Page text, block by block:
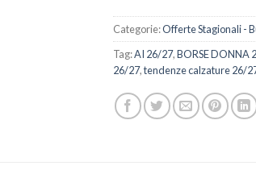
Categorie:Offerte Stagionali -
Tag:AI 26/27,BORSE DONNA
26/27,tendenze calzature 26/